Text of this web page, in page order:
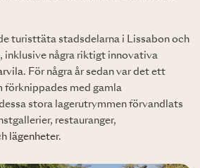
turisttäta stadsdelarna i Lissabon och
inklusive några riktigt innovativa
. För några år sedan var det ett
förknippades med gamla
stora lagerutrymmen förvandlats
restauranger,
lägenheter.